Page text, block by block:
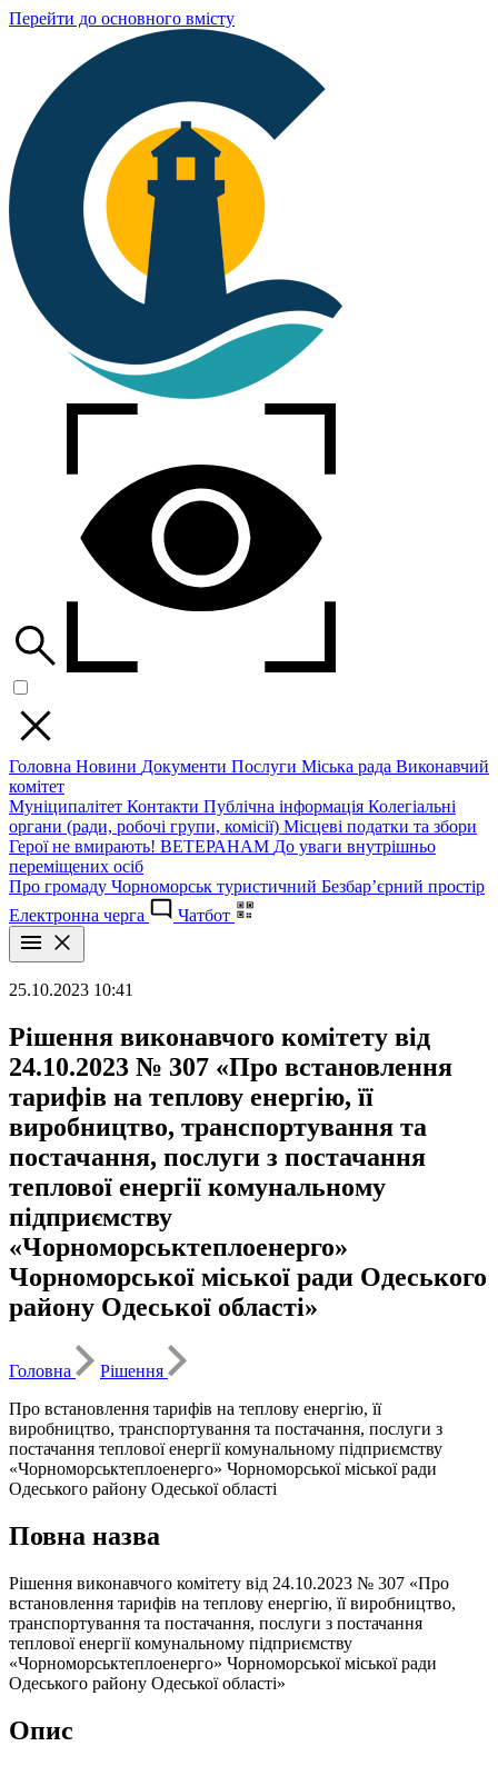
Перейти до основного вмісту
Головна Новини Документи Послуги Міська рада Виконавчий
комітет
Муніципалітет Контакти Публічна інформація Колегіальні
органи (ради, робочі групи, комісії) Місцеві податки та збори
Герої не вмирають! ВЕТЕРАНАМ До уваги внутрішньо
переміщених осіб
Про громаду Чорноморськ туристичний Безбар’єрний простір
Електронна черга
Чатбот
25.10.2023 10:41
Рішення виконавчого комітету від
24.10.2023 № 307 «Про встановлення
тарифів на теплову енергію, її
виробництво, транспортування та
постачання, послуги з постачання
теплової енергії комунальному
підприємству
«Чорноморськтеплоенерго»
Чорноморської міської ради Одеського
району Одеської області»
Головна
Рішення
Про встановлення тарифів на теплову енергію, її
виробництво, транспортування та постачання, послуги з
постачання теплової енергії комунальному підприємству
«Чорноморськтеплоенерго» Чорноморської міської ради
Одеського району Одеської області
Повна назва
Рішення виконавчого комітету від 24.10.2023 № 307 «Про
встановлення тарифів на теплову енергію, її виробництво,
транспортування та постачання, послуги з постачання
теплової енергії комунальному підприємству
«Чорноморськтеплоенерго» Чорноморської міської ради
Одеського району Одеської області»
Опис